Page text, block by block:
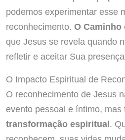
podemos experimentar esse
reconhecimento. O Caminho
que Jesus se revela quando
refletir e aceitar Sua
O Impacto Espiritual de
O reconhecimento de Jesus
evento pessoal e íntimo, mas
transformação espiritual.